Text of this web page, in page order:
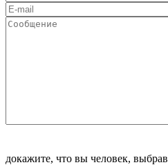
докажите, что вы человек, выбрав